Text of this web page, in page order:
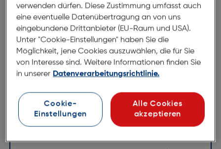
€ 33,95
In den Warenkorb
Produktbeschreibung
Nikkor AF-S 14-24/2,8G ED
verwenden dürfen. Diese Zustimmung umfasst auch
eine eventuelle Datenübertragung an von uns
eingebundene Drittanbieter (EU-Raum und USA).
Unter "Cookie-Einstellungen" haben Sie die
Möglichkeit, jene Cookies auszuwählen, die für Sie
von Interesse sind. Weitere Informationen finden Sie
in unserer Datenverarbeitungsrichtlinie.
Cookie-
Einstellungen
Alle Cookies
akzeptieren